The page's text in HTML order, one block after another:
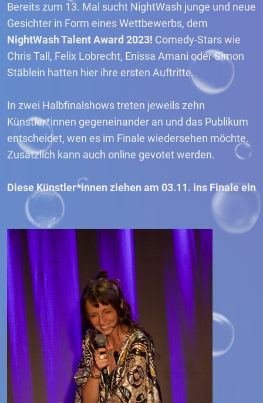
Bereits zum 13. Mal sucht NightWash junge und neue
Gesichter in Form eines Wettbewerbs, dem
NightWash Talent Award 2023! Comedy-Stars wie
Chris Tall, Felix Lobrecht, Enissa Amani oder Simon
Stäblein hatten hier ihre ersten Auftritte.
In zwei Halbfinalshows treten jeweils zehn
Künstler*innen gegeneinander an und das Publikum
entscheidet, wen es im Finale wiedersehen möchte.
Zusätzlich kann auch online gevotet werden.
Diese Künstler*innen ziehen am 03.11. ins Finale ein